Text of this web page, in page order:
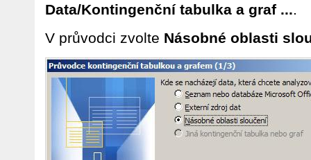
Data/Kontingenční tabulka a graf ....
V průvodci zvolte Násobné oblasti